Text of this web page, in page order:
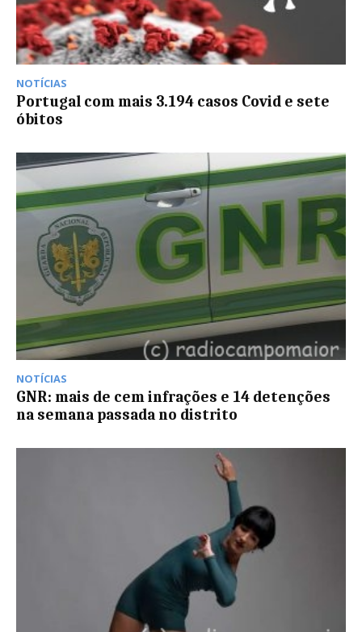
NOTÍCIAS
Portugal com mais 3.194 casos Covid e sete
óbitos
NOTÍCIAS
GNR: mais de cem infrações e 14 detenções
na semana passada no distrito